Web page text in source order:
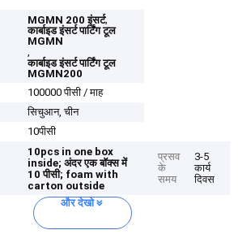
MGMN 200 इंसर्ट,
कार्बाइड इंसर्ट पार्टिंग टूल
MGMN
,
कार्बाइड इंसर्ट पार्टिंग टूल
MGMN200
100000 पीसी / माह
सिचुआन, चीन
10पीसी
10pcs in one box
inside; अंदर एक बॉक्स में
10 पीसी; foam with
carton outside
प्रसव
के
समय
3-5
कार्य
दिवस
और देखो